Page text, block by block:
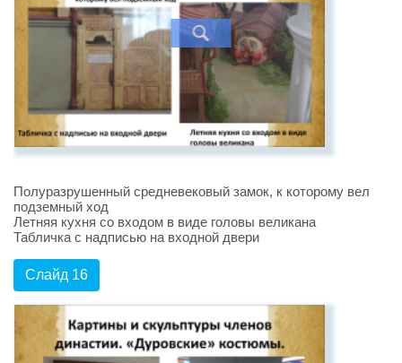
Полуразрушенный средневековый замок, к которому вел
подземный ход
Летняя кухня со входом в виде головы великана
Табличка с надписью на входной двери
Слайд 16